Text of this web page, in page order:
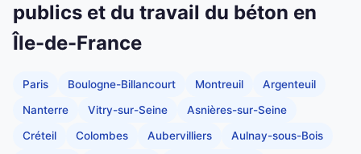
publics et du travail du béton en
Île-de-France
Paris Boulogne-Billancourt Montreuil Argenteuil
Nanterre Vitry-sur-Seine Asnières-sur-Seine
Créteil Colombes Aubervilliers Aulnay-sous-Bois